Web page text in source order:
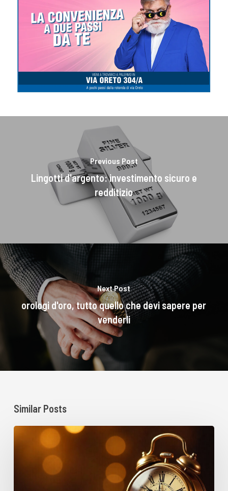
Previous Post
Lingotti d'argento: investimento sicuro e
redditizio
Next Post
orologi d'oro, tutto quello che devi sapere per
venderli
Similar Posts